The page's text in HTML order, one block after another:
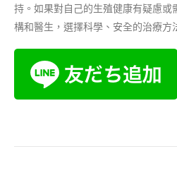
持。如果對自己的生殖健康有疑慮或
構和醫生，選擇科學、安全的治療方